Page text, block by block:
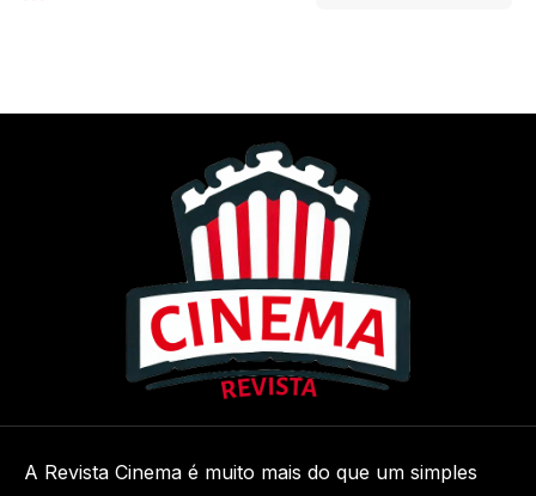
A Revista Cinema é muito mais do que um simples